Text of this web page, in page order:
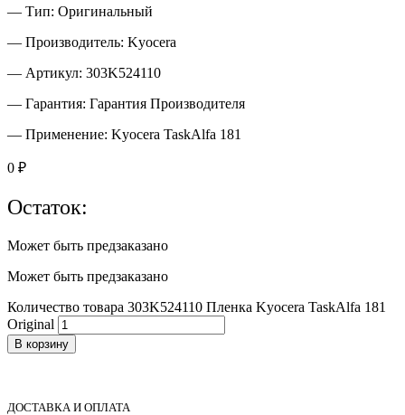
— Тип: Оригинальный
— Производитель: Kyocera
— Артикул: 303K524110
— Гарантия: Гарантия Производителя
— Применение: Kyocera TaskAlfa 181
0 ₽
Остаток:
Может быть предзаказано
Может быть предзаказано
Количество товара 303K524110 Пленка Kyocera TaskAlfa 181
Original
В корзину
ДОСТАВКА И ОПЛАТА